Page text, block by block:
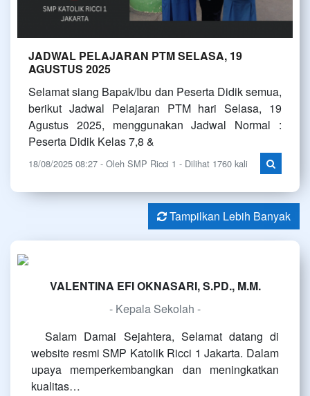
JADWAL PELAJARAN PTM SELASA, 19
AGUSTUS 2025
Selamat siang Bapak/Ibu dan Peserta Didik semua,
berikut Jadwal Pelajaran PTM hari Selasa, 19
Agustus 2025, menggunakan Jadwal Normal :
Peserta Didik Kelas 7,8 &
18/08/2025 08:27 - Oleh SMP Ricci 1 - Dilihat 1760 kali
Tampilkan Lebih Banyak
VALENTINA EFI OKNASARI, S.PD., M.M.
- Kepala Sekolah -
Salam Damai Sejahtera, Selamat datang di
website resmi SMP Katolik Ricci 1 Jakarta. Dalam
upaya memperkembangkan dan meningkatkan
kualitas…